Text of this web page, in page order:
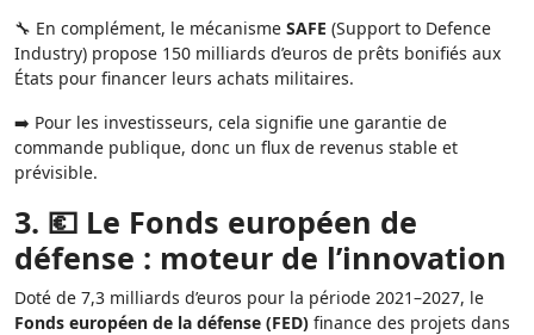
🔧 En complément, le mécanisme SAFE (Support to Defence
Industry) propose 150 milliards d’euros de prêts bonifiés aux
États pour financer leurs achats militaires.
➡️ Pour les investisseurs, cela signifie une garantie de
commande publique, donc un flux de revenus stable et
prévisible.
3. 💶 Le Fonds européen de
défense : moteur de l’innovation
Doté de 7,3 milliards d’euros pour la période 2021–2027, le
Fonds européen de la défense (FED) finance des projets dans